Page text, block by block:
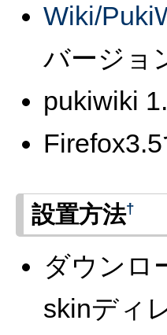
Wiki/
バージョ
pukiwiki
設置方法†
ダウンロ
skinディ